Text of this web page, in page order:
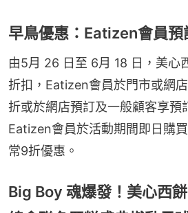
早鳥優惠：Eatizen會員
由5月 26 日至 6月 18 日，美心
折扣，Eatizen會員於門市或網
折或於網店預訂及一般顧客享預
Eatizen會員於活動期間即日購
常9折優惠。
Big Boy 魂爆發！美心西